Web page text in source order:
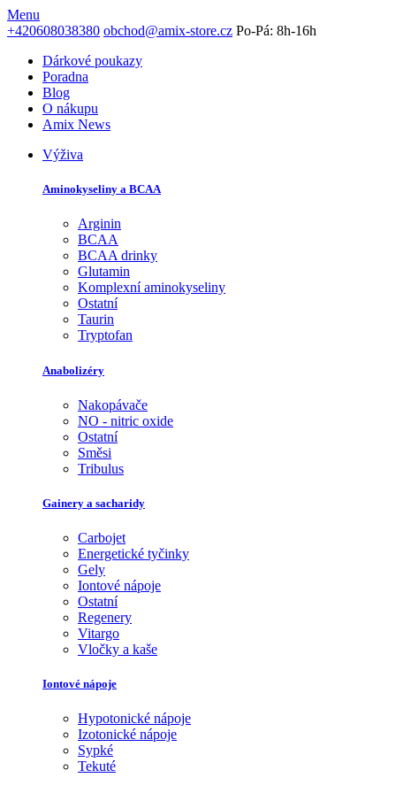
Menu
+420608038380 obchod@amix-store.cz Po-Pá: 8h-16h
Dárkové poukazy
Poradna
Blog
O nákupu
Amix News
Výživa
Aminokyseliny a BCAA
Arginin
BCAA
BCAA drinky
Glutamin
Komplexní aminokyseliny
Ostatní
Taurin
Tryptofan
Anabolizéry
Nakopávače
NO - nitric oxide
Ostatní
Směsi
Tribulus
Gainery a sacharidy
Carbojet
Energetické tyčinky
Gely
Iontové nápoje
Ostatní
Regenery
Vitargo
Vločky a kaše
Iontové nápoje
Hypotonické nápoje
Izotonické nápoje
Sypké
Tekuté